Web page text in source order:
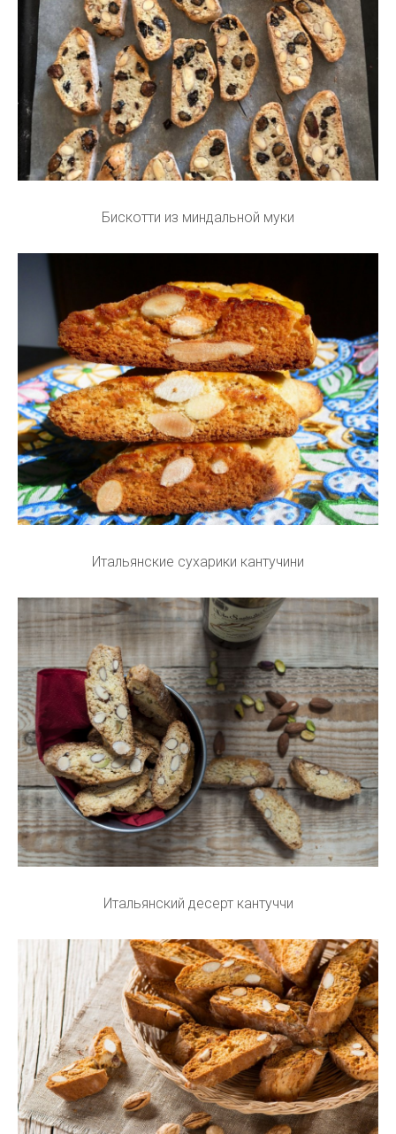
Бискотти из миндальной муки
Итальянские сухарики кантучини
Итальянский десерт кантуччи